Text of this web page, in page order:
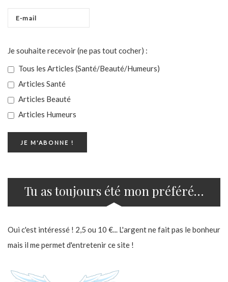
Je souhaite recevoir (ne pas tout cocher) :
Tous les Articles (Santé/Beauté/Humeurs)
Articles Santé
Articles Beauté
Articles Humeurs
Tu as toujours été mon préféré…
Oui c'est intéressé ! 2,5 ou 10 €... L'argent ne fait pas le bonheur
mais il me permet d'entretenir ce site !